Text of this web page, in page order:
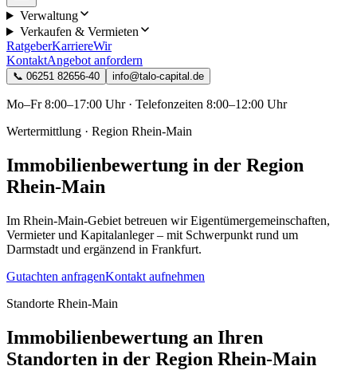
Verwaltung
Verkaufen & Vermieten
RatgeberKarriereWir
KontaktAngebot anfordern
📞 06251 82656-40 info@talo-capital.de
Mo–Fr 8:00–17:00 Uhr · Telefonzeiten 8:00–12:00 Uhr
Wertermittlung · Region Rhein-Main
Immobilienbewertung in der Region
Rhein-Main
Im Rhein-Main-Gebiet betreuen wir Eigentümergemeinschaften,
Vermieter und Kapitalanleger – mit Schwerpunkt rund um
Darmstadt und ergänzend in Frankfurt.
Gutachten anfragenKontakt aufnehmen
Standorte Rhein-Main
Immobilienbewertung an Ihren
Standorten in der Region Rhein-Main